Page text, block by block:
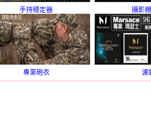
手持穩定器 攝影
專業砲衣 濾